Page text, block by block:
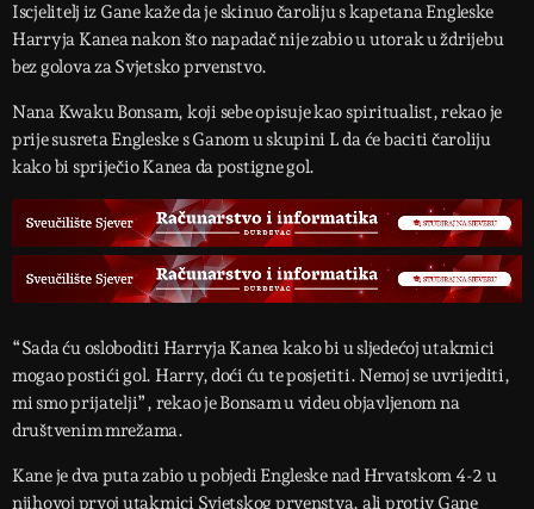
Iscjelitelj iz Gane kaže da je skinuo čaroliju s kapetana Engleske
Harryja Kanea nakon što napadač nije zabio u utorak u ždrijebu
bez golova za Svjetsko prvenstvo.
Nana Kwaku Bonsam, koji sebe opisuje kao spiritualist, rekao je
prije susreta Engleske s Ganom u skupini L da će baciti čaroliju
kako bi spriječio Kanea da postigne gol.
“Sada ću osloboditi Harryja Kanea kako bi u sljedećoj utakmici
mogao postići gol. Harry, doći ću te posjetiti. Nemoj se uvrijediti,
mi smo prijatelji”, rekao je Bonsam u videu objavljenom na
društvenim mrežama.
Kane je dva puta zabio u pobjedi Engleske nad Hrvatskom 4-2 u
njihovoj prvoj utakmici Svjetskog prvenstva, ali protiv Gane